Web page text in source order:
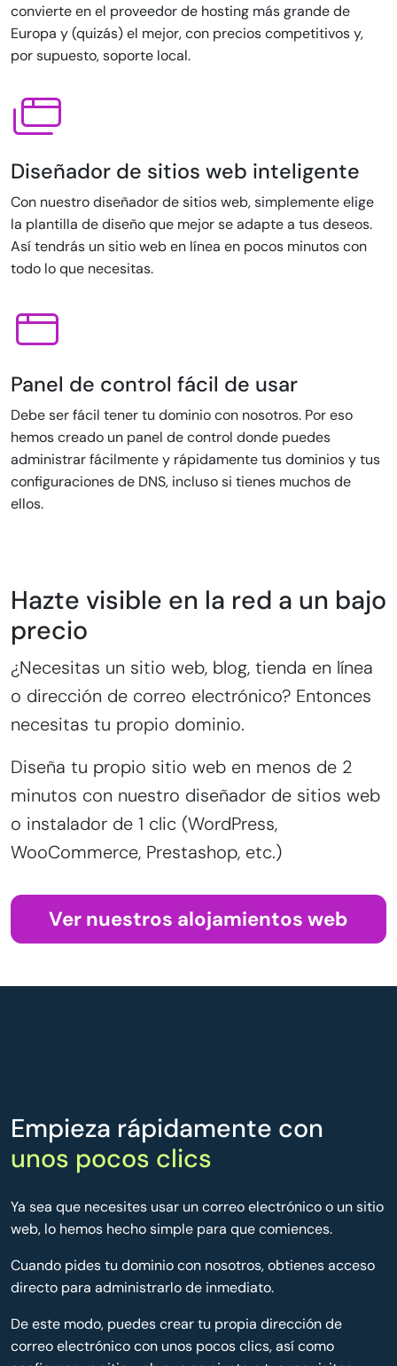
convierte en el proveedor de hosting más grande de
Europa y (quizás) el mejor, con precios competitivos y,
por supuesto, soporte local.
Diseñador de sitios web inteligente
Con nuestro diseñador de sitios web, simplemente elige
la plantilla de diseño que mejor se adapte a tus deseos.
Así tendrás un sitio web en línea en pocos minutos con
todo lo que necesitas.
Panel de control fácil de usar
Debe ser fácil tener tu dominio con nosotros. Por eso
hemos creado un panel de control donde puedes
administrar fácilmente y rápidamente tus dominios y tus
configuraciones de DNS, incluso si tienes muchos de
ellos.
Hazte visible en la red a un bajo
precio
¿Necesitas un sitio web, blog, tienda en línea
o dirección de correo electrónico? Entonces
necesitas tu propio dominio.
Diseña tu propio sitio web en menos de 2
minutos con nuestro diseñador de sitios web
o instalador de 1 clic (WordPress,
WooCommerce, Prestashop, etc.)
Ver nuestros alojamientos web
Empieza rápidamente con
unos pocos clics
Ya sea que necesites usar un correo electrónico o un sitio
web, lo hemos hecho simple para que comiences.
Cuando pides tu dominio con nosotros, obtienes acceso
directo para administrarlo de inmediato.
De este modo, puedes crear tu propia dirección de
correo electrónico con unos pocos clics, así como